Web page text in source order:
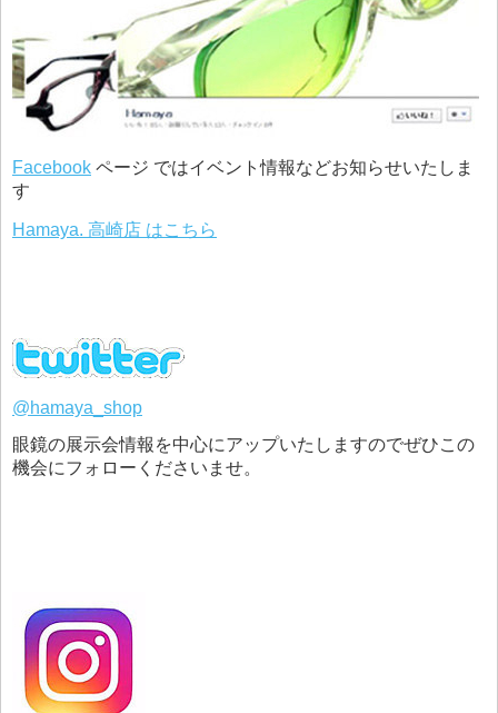
Facebook ページ ではイベント情報などお知らせいたしま
す
Hamaya. 高崎店 はこちら
@hamaya_shop
眼鏡の展示会情報を中心にアップいたしますのでぜひこの
機会にフォローくださいませ。